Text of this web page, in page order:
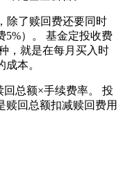
除了赎回费还要同时
5%）。 基金定投收费
，就是在每月买入时
本。
总额×手续费率。 投
赎回总额扣减赎回费用